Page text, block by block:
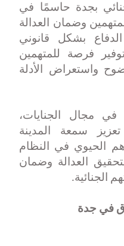
بجدة حاسمًا في
وضمان العدالة
بشكل قانوني
فرصة للمتهمين
واستعراض الأدلة
في مجال الجنايات،
سمعة المدينة
الحيوي في النظام
العدالة وضمان
الجنائية.
في جدة